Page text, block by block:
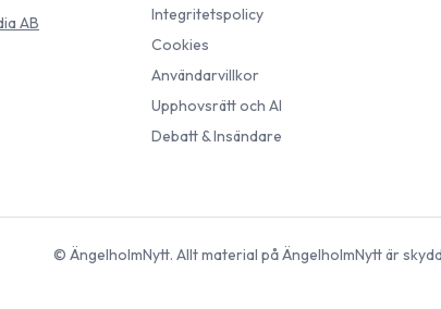
AB
Integritetspolicy
Cookies
Användarvillkor
Upphovsrätt och AI
Debatt & Insändare
© ÄngelholmNytt. Allt material påÄngelholmNyttär